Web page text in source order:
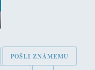
POŠLI ZNÁMEMU